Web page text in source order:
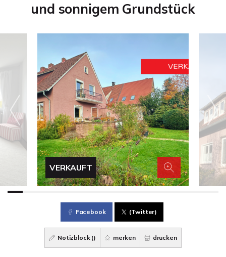
und sonnigem Grundstück
VERKAUFT
Facebook (Twitter)
Notizblock () merken drucken